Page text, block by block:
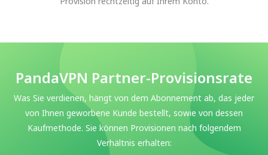
PandaVPN Partner-Provisionsrate
Was Sie verdienen, hängt von dem Abonnement ab, das jeder
von Ihnen geworbene Kunde bestellt, sowie von dessen
Kaufmethode. Sie können Provisionen nach folgendem
Verhältnis erhalten: